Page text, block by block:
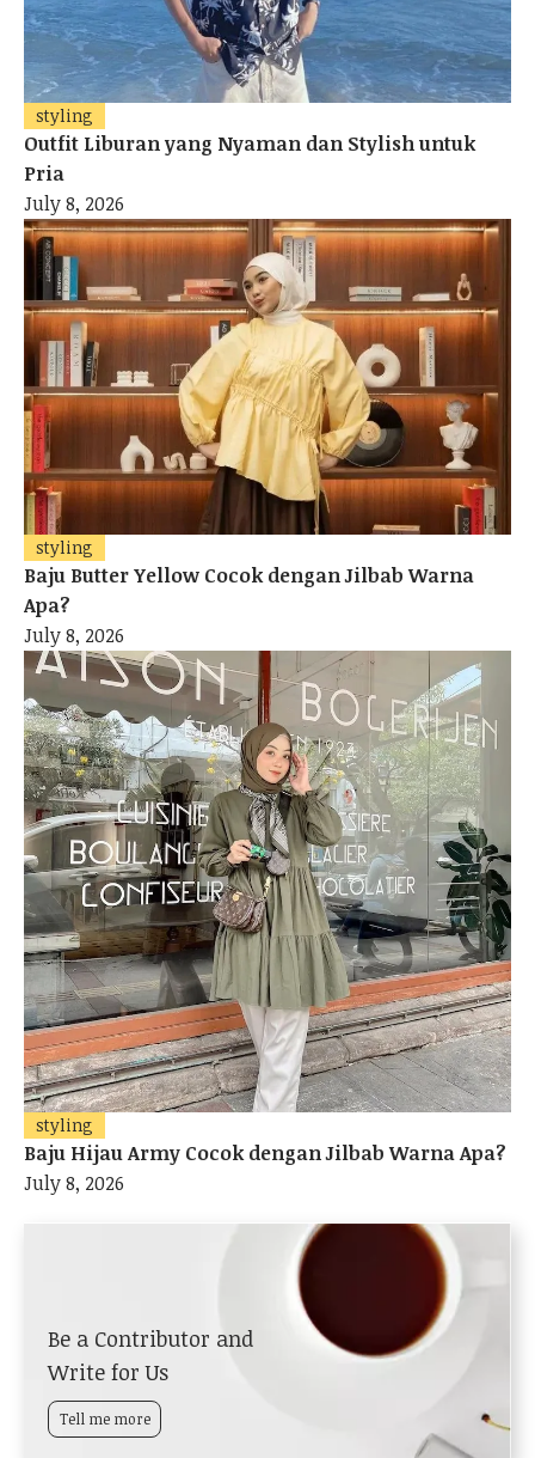
styling
Outfit Liburan yang Nyaman dan Stylish untuk
Pria
July 8, 2026
styling
Baju Butter Yellow Cocok dengan Jilbab Warna
Apa?
July 8, 2026
styling
Baju Hijau Army Cocok dengan Jilbab Warna Apa?
July 8, 2026
Be a Contributor and
Write for Us
Tell me more